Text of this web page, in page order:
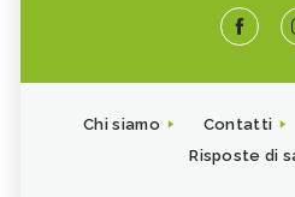
Chi siamo Contatti
Risposte di